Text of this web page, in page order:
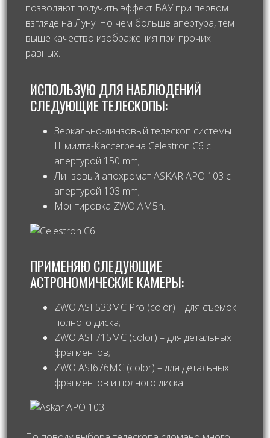
позволяют получить эффект ВАУ при первом
взгляде на Луну! Но чем больше апертура, тем
выше качество изображения при прочих
равных.
ИСПОЛЬЗУЮ ДЛЯ НАБЛЮДЕНИЙ
СЛЕДУЮЩИЕ ТЕЛЕСКОПЫ:
Зеркально-линзовый телескоп системы
Шмидта-Кассегрена Celestron C6 с
апертурой 150 mm;
Линзовый апохромат ASKAR APO 103 с
апертурой 103 mm;
Монтировка ZWO AM5n.
ПРИМЕНЯЮ СЛЕДУЮЩИЕ
АСТРОНОМИЧЕСКИЕ КАМЕРЫ:
ZWO ASI 533MC Pro (color) – для съемок
полного диска;
ZWO ASI 715MC (color) – для детальных
фрагментов;
ZWO ASI676MC (color) – для детальных
фрагментов и полного диска.